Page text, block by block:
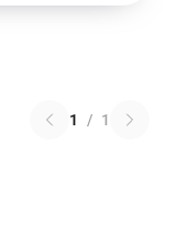
1 / 1